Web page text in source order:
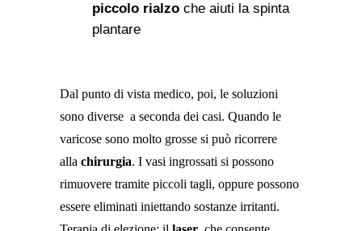
piccolo rialzo che aiuti la spinta
plantare
Dal punto di vista medico, poi, le soluzioni
sono diverse a seconda dei casi. Quando le
varicose sono molto grosse si può ricorrere
alla chirurgia. I vasi ingrossati si possono
rimuovere tramite piccoli tagli, oppure possono
essere eliminati iniettando sostanze irritanti.